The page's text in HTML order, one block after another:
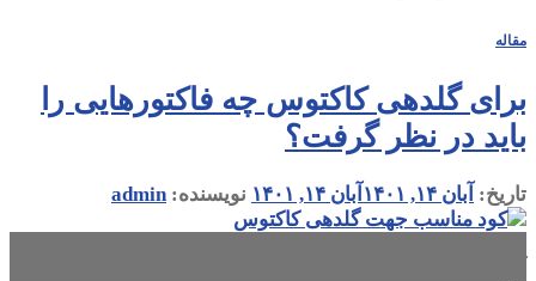
مقاله
برای گلدهی کاکتوس چه فاکتورهایی را
باید در نظر گرفت؟
تاریخ: آبان ۱۴, ۱۴۰۱ آبان ۱۴, ۱۴۰۱ نویسنده:admin